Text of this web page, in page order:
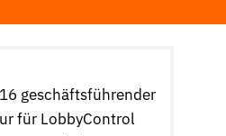
geschäftsführender
für LobbyControl